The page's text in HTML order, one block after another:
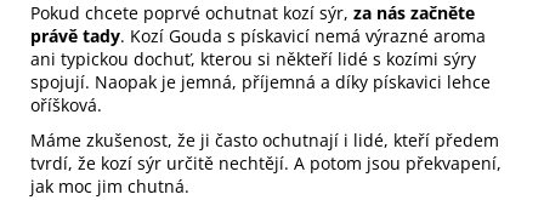
Pokud chcete poprvé ochutnat kozí sýr, za nás začněte
právě tady. Kozí Gouda s pískavicí nemá výrazné aroma
ani typickou dochuť, kterou si někteří lidé s kozími sýry
spojují. Naopak je jemná, příjemná a díky pískavici lehce
oříšková.
Máme zkušenost, že ji často ochutnají i lidé, kteří předem
tvrdí, že kozí sýr určitě nechtějí. A potom jsou překvapení,
jak moc jim chutná.